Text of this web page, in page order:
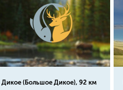
Дикое (Большое Дикое), 92 км